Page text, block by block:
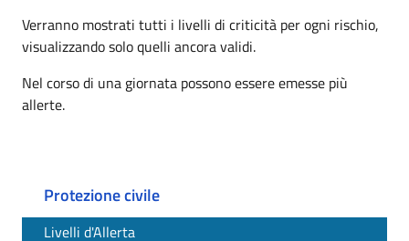
Verranno mostrati tutti i livelli di criticità per ogni rischio,
visualizzando solo quelli ancora validi.
Nel corso di una giornata possono essere emesse più
allerte.
Protezione civile
Livelli d'Allerta